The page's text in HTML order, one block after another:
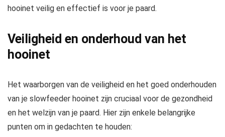
hooinet veilig en effectief is voor je paard.
Veiligheid en onderhoud van het
hooinet
Het waarborgen van de veiligheid en het goed onderhouden
van je slowfeeder hooinet zijn cruciaal voor de gezondheid
en het welzijn van je paard. Hier zijn enkele belangrijke
punten om in gedachten te houden: